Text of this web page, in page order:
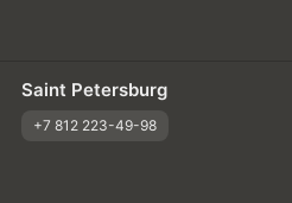
Saint Petersburg
+7 812 223-49-98